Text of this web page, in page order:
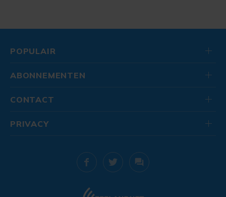
POPULAIR
ABONNEMENTEN
CONTACT
PRIVACY